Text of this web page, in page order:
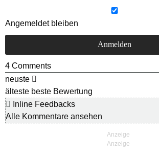
Angemeldet bleiben
4 Comments
neuste
älteste beste Bewertung
Inline Feedbacks
Alle Kommentare ansehen